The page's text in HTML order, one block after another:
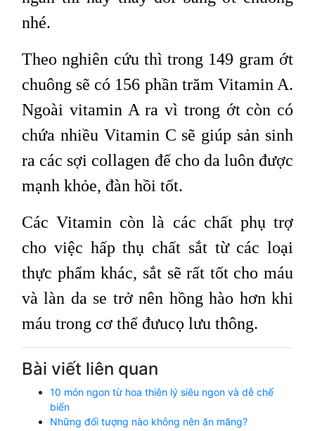
nhé.
Theo nghiên cứu thì trong 149 gram ớt
chuông sẽ có 156 phần trăm Vitamin A.
Ngoài vitamin A ra vì trong ớt còn có
chứa nhiều Vitamin C sẽ giúp sản sinh
ra các sợi collagen để cho da luôn được
mạnh khỏe, đàn hồi tốt.
Các Vitamin còn là các chất phụ trợ
cho việc hấp thụ chất sắt từ các loại
thực phẩm khác, sắt sẽ rất tốt cho máu
và làn da se trở nên hồng hào hơn khi
máu trong cơ thể đưucọ lưu thông.
Bài viết liên quan
10 món ngon từ hoa thiên lý siêu ngon và dễ chế
biến
Những đối tượng nào không nên ăn măng?